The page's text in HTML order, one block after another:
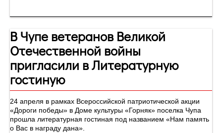
В Чупе ветеранов Великой
Отечественной войны
пригласили в Литературную
гостиную
24 апреля в рамках Всероссийской патриотической акции
«Дороги победы» в Доме культуры «Горняк» поселка Чупа
прошла литературная гостиная под названием «Нам память
о Вас в награду дана».